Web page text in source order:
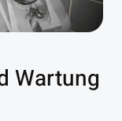
Wartung